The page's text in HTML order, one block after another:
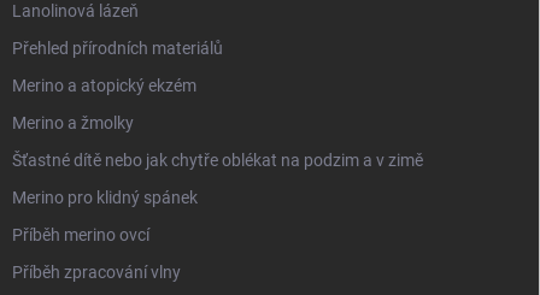
Lanolinová lázeň
Přehled přírodních materiálů
Merino a atopický ekzém
Merino a žmolky
Šťastné dítě nebo jak chytře oblékat na podzim a v zimě
Merino pro klidný spánek
Příběh merino ovcí
Příběh zpracování vlny